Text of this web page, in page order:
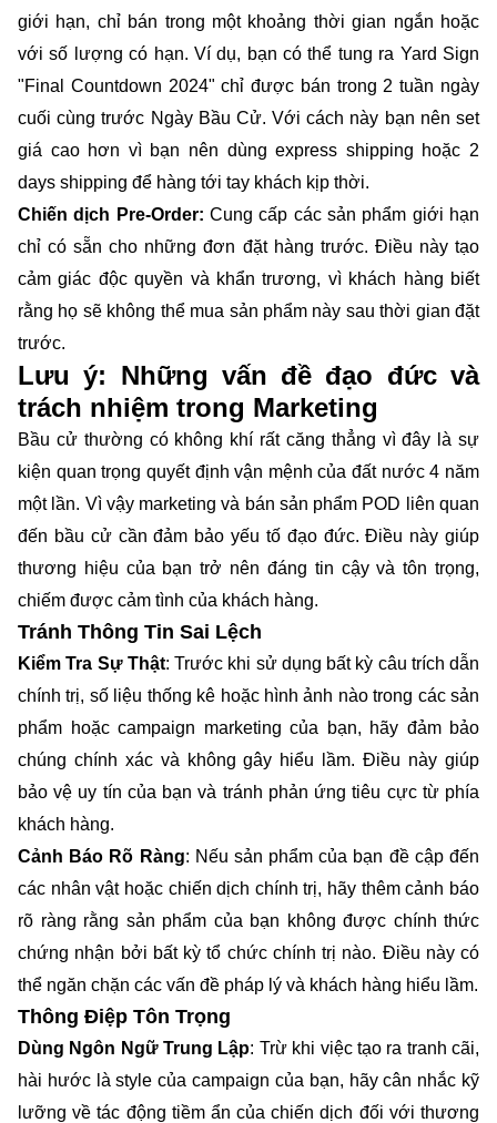
giới hạn, chỉ bán trong một khoảng thời gian ngắn hoặc
với số lượng có hạn. Ví dụ, bạn có thể tung ra Yard Sign
"Final Countdown 2024" chỉ được bán trong 2 tuần ngày
cuối cùng trước Ngày Bầu Cử. Với cách này bạn nên set
giá cao hơn vì bạn nên dùng express shipping hoặc 2
days shipping để hàng tới tay khách kịp thời.
Chiến dịch Pre-Order: Cung cấp các sản phẩm giới hạn
chỉ có sẵn cho những đơn đặt hàng trước. Điều này tạo
cảm giác độc quyền và khẩn trương, vì khách hàng biết
rằng họ sẽ không thể mua sản phẩm này sau thời gian đặt
trước.
Lưu ý: Những vấn đề đạo đức và
trách nhiệm trong Marketing
Bầu cử thường có không khí rất căng thẳng vì đây là sự
kiện quan trọng quyết định vận mệnh của đất nước 4 năm
một lần. Vì vậy marketing và bán sản phẩm POD liên quan
đến bầu cử cần đảm bảo yếu tố đạo đức. Điều này giúp
thương hiệu của bạn trở nên đáng tin cậy và tôn trọng,
chiếm được cảm tình của khách hàng.
Tránh Thông Tin Sai Lệch
Kiểm Tra Sự Thật: Trước khi sử dụng bất kỳ câu trích dẫn
chính trị, số liệu thống kê hoặc hình ảnh nào trong các sản
phẩm hoặc campaign marketing của bạn, hãy đảm bảo
chúng chính xác và không gây hiểu lầm. Điều này giúp
bảo vệ uy tín của bạn và tránh phản ứng tiêu cực từ phía
khách hàng.
Cảnh Báo Rõ Ràng: Nếu sản phẩm của bạn đề cập đến
các nhân vật hoặc chiến dịch chính trị, hãy thêm cảnh báo
rõ ràng rằng sản phẩm của bạn không được chính thức
chứng nhận bởi bất kỳ tổ chức chính trị nào. Điều này có
thể ngăn chặn các vấn đề pháp lý và khách hàng hiểu lầm.
Thông Điệp Tôn Trọng
Dùng Ngôn Ngữ Trung Lập: Trừ khi việc tạo ra tranh cãi,
hài hước là style của campaign của bạn, hãy cân nhắc kỹ
lưỡng về tác động tiềm ẩn của chiến dịch đối với thương